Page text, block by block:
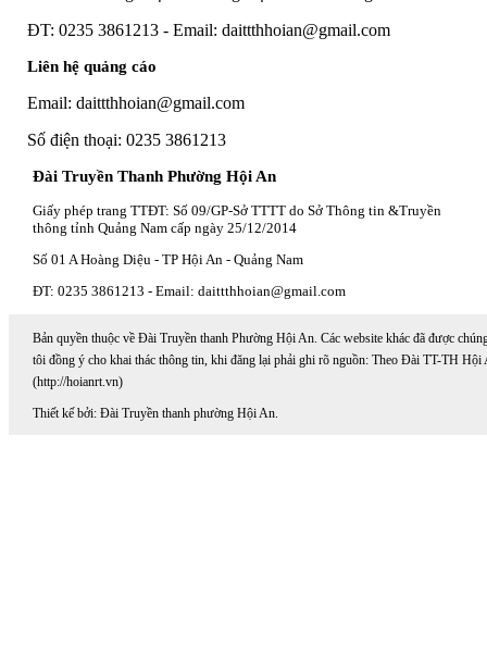
ĐT: 0235 3861213 - Email: daittthhoian@gmail.com
Liên hệ quảng cáo
Email: daittthhoian@gmail.com
Số điện thoại: 0235 3861213
Đài Truyền Thanh Phường Hội An
Giấy phép trang TTĐT: Số 09/GP-Sở TTTT do Sở Thông tin &Truyền
thông tỉnh Quảng Nam cấp ngày 25/12/2014
Số 01 A Hoàng Diệu - TP Hội An - Quảng Nam
ĐT: 0235 3861213 - Email: daittthhoian@gmail.com
Bản quyền thuộc về Đài Truyền thanh Phường Hội An. Các website khác đã được
tôi đồng ý cho khai thác thông tin, khi đăng lại phải ghi rõ nguồn: Theo Đài TT-TH Hội
(http://hoianrt.vn)
Thiết kế bởi: Đài Truyền thanh phường Hội An.